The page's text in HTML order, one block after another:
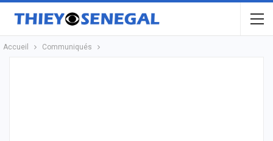
Accueil Communiqués